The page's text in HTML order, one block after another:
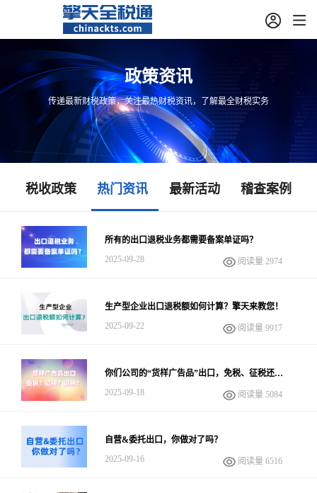
政策资讯
传递最新财税政策，关注最热财税资讯，了解最全财税实务
税收政策 热门资讯 最新活动 稽查案例
所有的出口退税业务都需要备案单证吗？
2025-09-28
阅读量 2974
生产型企业出口退税额如何计算？擎天来教您！
2025-09-22
阅读量 9917
你们公司的“货样广告品”出口，免税、征税还是
2025-09-18 阅读量 5084
自营&委托出口，你做对了吗？
2025-09-16
阅读量 6516